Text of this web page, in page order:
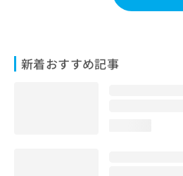
新着おすすめ記事
わ